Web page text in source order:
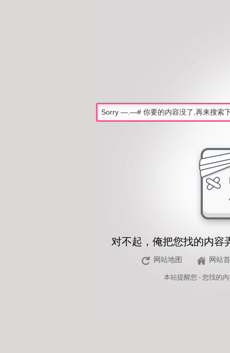
对不起，俺把您找的内容
网站地图 网站
本站提醒您 - 您找的